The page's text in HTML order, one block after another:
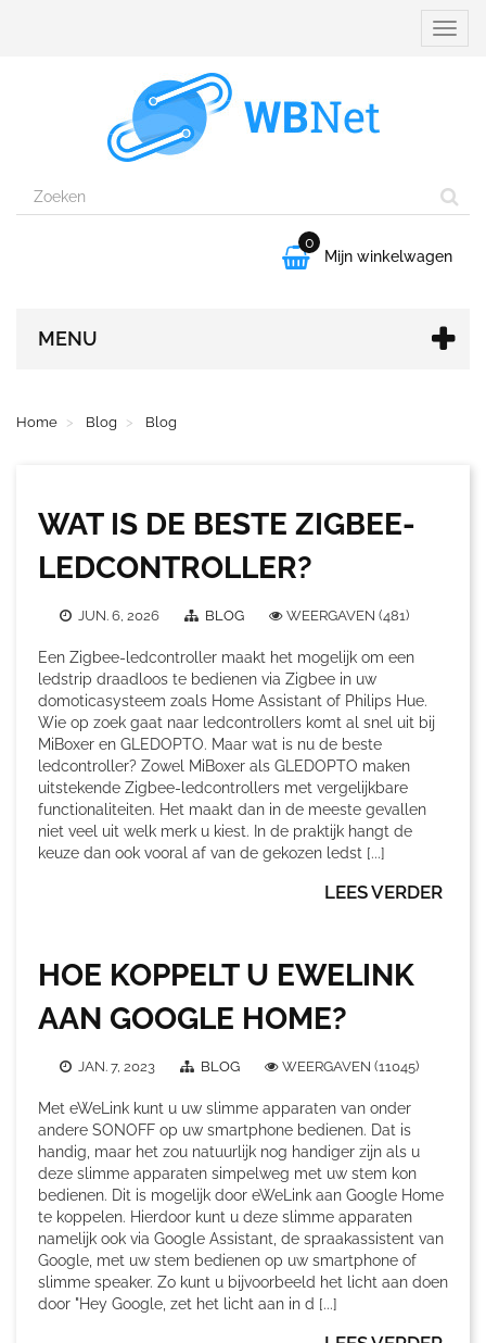

0
Mijn winkelwagen
MENU
Home Blog Blog
WAT IS DE BESTE ZIGBEE-
LEDCONTROLLER?
JUN. 6, 2026 BLOG WEERGAVEN (481)
Een Zigbee-ledcontroller maakt het mogelijk om een
ledstrip draadloos te bedienen via Zigbee in uw
domoticasysteem zoals Home Assistant of Philips Hue.
Wie op zoek gaat naar ledcontrollers komt al snel uit bij
MiBoxer en GLEDOPTO. Maar wat is nu de beste
ledcontroller? Zowel MiBoxer als GLEDOPTO maken
uitstekende Zigbee-ledcontrollers met vergelijkbare
functionaliteiten. Het maakt dan in de meeste gevallen
niet veel uit welk merk u kiest. In de praktijk hangt de
keuze dan ook vooral af van de gekozen ledst [...]
LEES VERDER
HOE KOPPELT U EWELINK
AAN GOOGLE HOME?
JAN. 7, 2023 BLOG WEERGAVEN (11045)
Met eWeLink kunt u uw slimme apparaten van onder
andere SONOFF op uw smartphone bedienen. Dat is
handig, maar het zou natuurlijk nog handiger zijn als u
deze slimme apparaten simpelweg met uw stem kon
bedienen. Dit is mogelijk door eWeLink aan Google Home
te koppelen. Hierdoor kunt u deze slimme apparaten
namelijk ook via Google Assistant, de spraakassistent van
Google, met uw stem bedienen op uw smartphone of
slimme speaker. Zo kunt u bijvoorbeeld het licht aan doen
door "Hey Google, zet het licht aan in d [...]